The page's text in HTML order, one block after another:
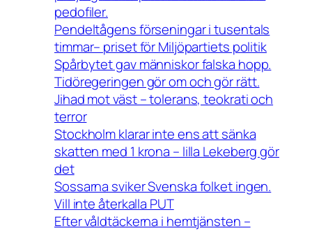
pedofiler.
Pendeltågens förseningar i tusentals
timmar– priset för Miljöpartiets politik
Spårbytet gav människor falska hopp.
Tidöregeringen gör om och gör rätt.
Jihad mot väst – tolerans, teokrati och
terror
Stockholm klarar inte ens att sänka
skatten med 1 krona – lilla Lekeberg gör
det
Sossarna sviker Svenska folket ingen.
Vill inte återkalla PUT
Efter våldtäckerna i hemtjänsten –